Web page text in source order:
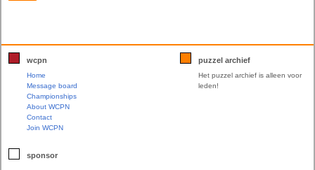
wcpn
Home
Message board
Championships
About WCPN
Contact
Join WCPN
sponsor
puzzel archief
Het puzzel archief is alleen voor
leden!